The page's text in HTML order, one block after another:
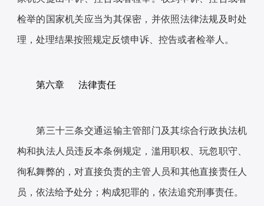
检举的国家机关应当为其保密，并依照法律法规及时处
理，处理结果按照规定反馈申诉、控告或者检举人。
第六章 法律责任
第三十三条交通运输主管部门及其综合行政执法机
构和执法人员违反本条例规定，滥用职权、玩忽职守、
徇私舞弊的，对直接负责的主管人员和其他直接责任人
员，依法给予处分；构成犯罪的，依法追究刑事责任。